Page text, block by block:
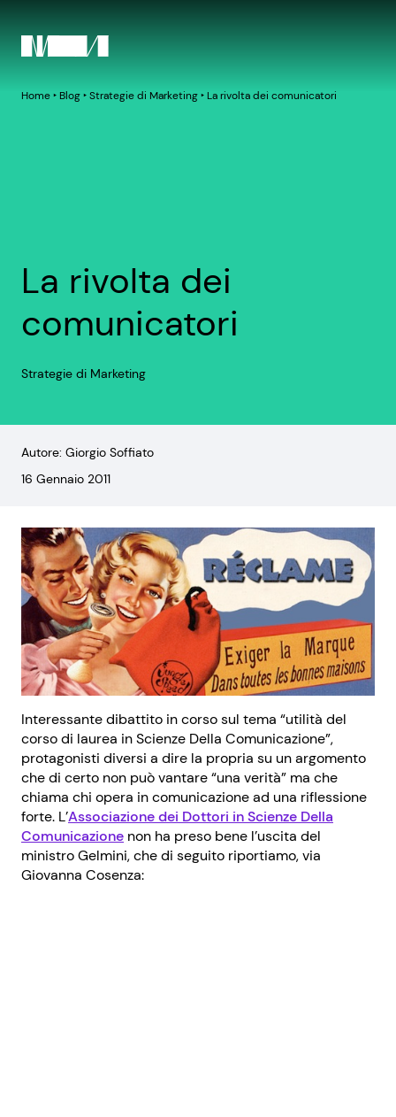
Home‣ Blog‣Strategie di Marketing‣ La rivolta dei comunicatori
La rivolta dei
comunicatori
Strategie di Marketing
Autore: Giorgio Soffiato
16 Gennaio 2011
Interessante dibattito in corso sul tema “utilità del
corso di laurea in Scienze Della Comunicazione”,
protagonisti diversi a dire la propria su un argomento
che di certo non può vantare “una verità” ma che
chiama chi opera in comunicazione ad una riflessione
forte. L’Associazione dei Dottori in Scienze Della
Comunicazione non ha preso bene l’uscita del
ministro Gelmini, che di seguito riportiamo, via
Giovanna Cosenza: